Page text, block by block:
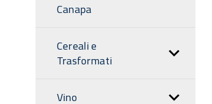
Canapa
Cereali e
Trasformati
Vino